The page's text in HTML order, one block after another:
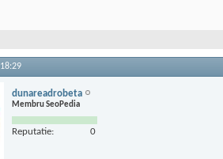
18:29
dunareadrobeta
Membru SeoPedia
Reputatie: 0